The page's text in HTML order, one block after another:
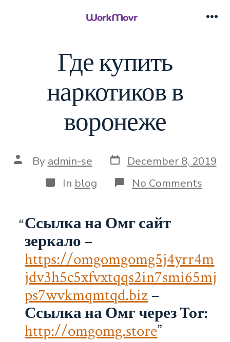
Где купить
наркотиков в
воронеже
Post
author
By admin-se Post
date
December 8, 2019
Categories
In blog No Comments
Где
Ссылка на Омг сайт
зеркало –
https://omgomgomg5j4yrr4m
jdv3h5c5xfvxtqqs2in7smi65mj
ps7wvkmqmtqd.biz–
Ссылка на Омг через Tor:
http://omgomg.store